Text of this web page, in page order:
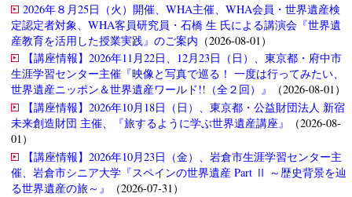
2026年８月25日（火）開催、WHA主催、WHA会員・世界遺産検
定認定者対象、WHA客員研究員・石橋 生 氏による講演会『世界遺
産教育を活用した授業実践』のご案内 （2026-08-01）
【講座情報】2026年11月22日、12月23日（日）、東京都・府中市
生涯学習センター主催『映像と写真で巡る！ 一度は行ってみたい、
世界遺産ニッポン＆世界遺産ワールド!!（全２回）』
（2026-08-01）
【講座情報】2026年10月18日（日）、東京都・公益財団法人 新宿
未来創造財団 主催、『旅するように学ぶ世界遺産講座』
（2026-08-
01）
【講座情報】2026年10月23日（金）、岩倉市生涯学習センター主
催、岩倉市シニア大学『スペインの世界遺産 Part Ⅱ ～歴史背景を辿
る世界遺産の旅～』
（2026-07-31）